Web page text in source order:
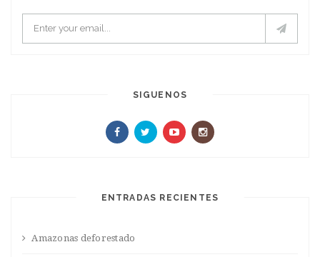
SIGUENOS
ENTRADAS RECIENTES
Amazonas deforestado